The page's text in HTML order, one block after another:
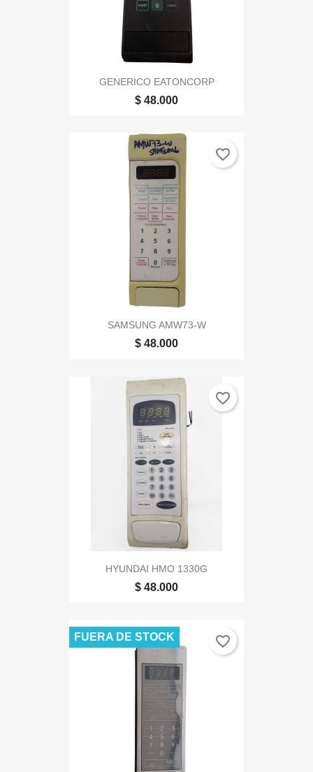
GENERICO EATONCORP
$ 48.000
SAMSUNG AMW73-W
$ 48.000
favorite_border
HYUNDAI HMO 1330G
$ 48.000
favorite_border
FUERA DE STOCK favorite_border